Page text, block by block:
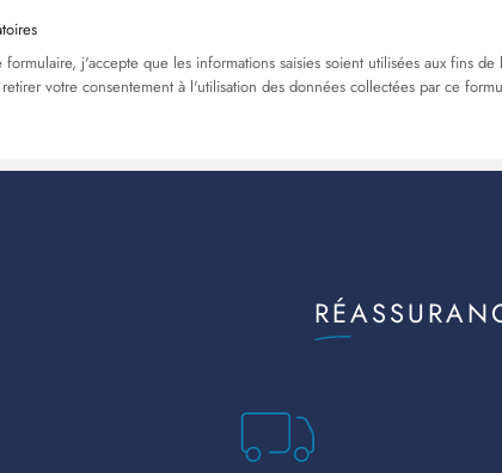
formulaire, j'accepte que les informations saisies soient utilisées aux fins
votre consentement à l'utilisation des données collectées par ce